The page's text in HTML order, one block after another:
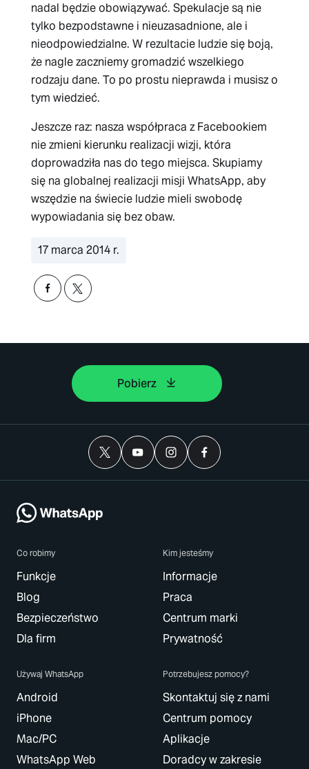
nadal będzie obowiązywać. Spekulacje są nie
tylko bezpodstawne i nieuzasadnione, ale i
nieodpowiedzialne. W rezultacie ludzie się boją,
że nagle zaczniemy gromadzić wszelkiego
rodzaju dane. To po prostu nieprawda i musisz o
tym wiedzieć.
Jeszcze raz: nasza współpraca z Facebookiem
nie zmieni kierunku realizacji wizji, która
doprowadziła nas do tego miejsca. Skupiamy
się na globalnej realizacji misji WhatsApp, aby
wszędzie na świecie ludzie mieli swobodę
wypowiadania się bez obaw.
17 marca 2014 r.
Pobierz
Co robimy
Funkcje
Blog
Bezpieczeństwo
Dla firm
Kim jesteśmy
Informacje
Praca
Centrum marki
Prywatność
Używaj WhatsApp
Android
iPhone
Mac/PC
WhatsApp Web
Potrzebujesz pomocy?
Skontaktuj się z nami
Centrum pomocy
Aplikacje
Doradcy w zakresie